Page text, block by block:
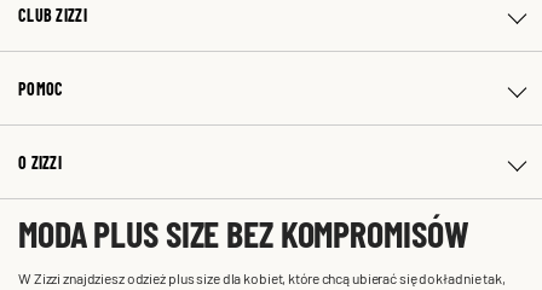
CLUB ZIZZI
POMOC
O ZIZZI
MODA PLUS SIZE BEZ KOMPROMISÓW
W Zizzi znajdziesz odzież plus size dla kobiet, które chcą ubierać się dokładnie tak,